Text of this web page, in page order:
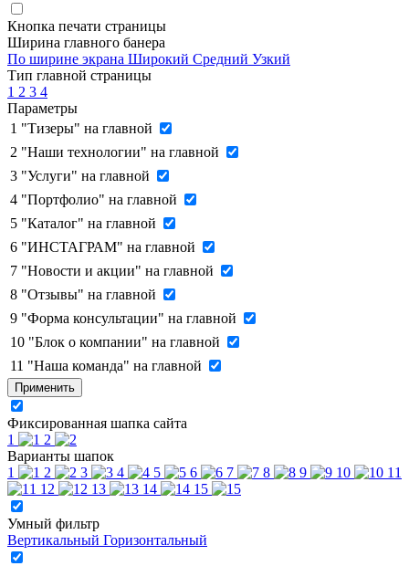
Кнопка печати страницы
Ширина главного банера
По ширине экрана Широкий Средний Узкий
Тип главной страницы
1 2 3 4
Параметры
1 "Тизеры" на главной
2 "Наши технологии" на главной
3 "Услуги" на главной
4 "Портфолио" на главной
5 "Каталог" на главной
6 "ИНСТАГРАМ" на главной
7 "Новости и акции" на главной
8 "Отзывы" на главной
9 "Форма консультации" на главной
10 "Блок о компании" на главной
11 "Наша команда" на главной
Применить
Фиксированная шапка сайта
1
2
Варианты шапок
1
2 3 4 5 6 7 8 9 10
11
12
13 14 15
Умный фильтр
Вертикальный Горизонтальный